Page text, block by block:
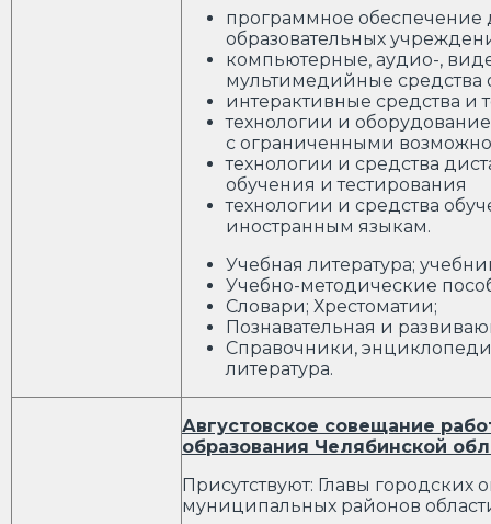
программное обеспечение
образовательных
компьютерные, аудио-,
мультимедийные средства
интерактивные средства и
технологии и
с ограниченными
технологии и средства
обучения и тестирования
технологии и средства
иностранным языкам.
Учебная литература;
Учебно-методические
Словари; Хрестоматии;
Познавательная и
Справочники,
литература.
Августовское совещание
образования Челябинской
Присутствуют: Главы городских
муниципальных районов